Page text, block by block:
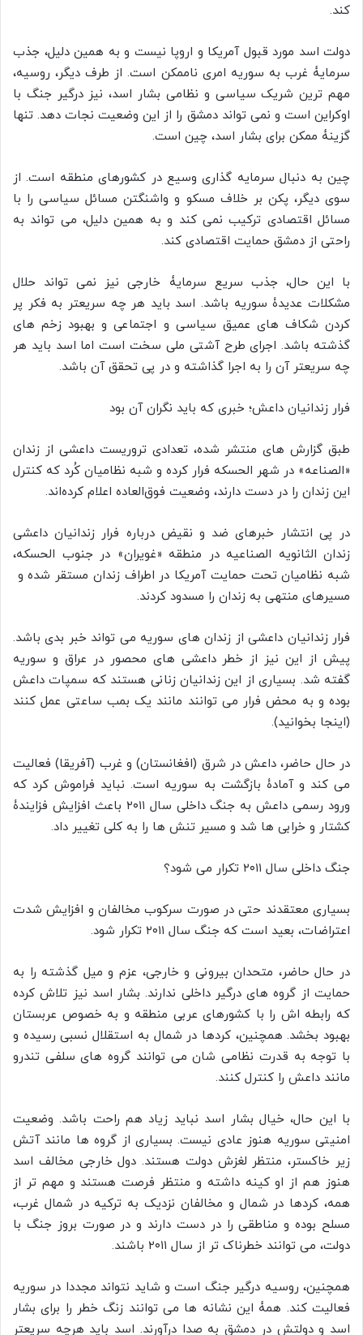
کند.
دولت اسد مورد قبول آمریکا و اروپا نیست و به همین دلیل، جذب
سرمایۀ غرب به سوریه امری ناممکن است. از طرف دیگر، روسیه،
مهم ترین شریک سیاسی و نظامی بشار اسد، نیز درگیر جنگ با
اوکراین است و نمی تواند دمشق را از این وضعیت نجات دهد. تنها
گزینۀ ممکن برای بشار اسد، چین است.
چین به دنبال سرمایه گذاری وسیع در کشورهای منطقه است. از
سوی دیگر، پکن بر خلاف مسکو و واشنگتن مسائل سیاسی را با
مسائل اقتصادی ترکیب نمی کند و به همین دلیل، می تواند به
راحتی از دمشق حمایت اقتصادی کند.
با این حال، جذب سریع سرمایۀ خارجی نیز نمی تواند حلال
مشکلات عدیدۀ سوریه باشد. اسد باید هر چه سریعتر به فکر پر
کردن شکاف های عمیق سیاسی و اجتماعی و بهبود زخم های
گذشته باشد. اجرای طرح آشتی ملی سخت است اما اسد باید هر
چه سریعتر آن را به اجرا گذاشته و در پی تحقق آن باشد.
فرار زندانیان داعش؛ خبری که باید نگران آن بود
طبق گزارش های منتشر شده، تعدادی تروریست داعشی از زندان
«الصناعه» در شهر الحسکه فرار کرده‌‌ و شبه‌ نظامیان کُرد که کنترل
این زندان را در دست دارند، وضعیت فوق‌العاده اعلام کرده‌اند.
در پی انتشار خبرهای ضد و نقیض درباره فرار زندانیان داعشی
زندان الثانویه الصناعیه در منطقه «غویران» در جنوب الحسکه،
شبه نظامیان تحت حمایت آمریکا در اطراف زندان مستقر شده و
مسیرهای منتهی به زندان را مسدود کردند.
فرار زندانیان داعشی از زندان های سوریه می تواند خبر بدی باشد.
پیش از این نیز از خطر داعشی های محصور در عراق و سوریه
گفته شد. بسیاری از این زندانیان زنانی هستند که سمپات داعش
بوده و به محض فرار می توانند مانند یک بمب ساعتی عمل کنند
(اینجا بخوانید).
در حال حاضر، داعش در شرق (افغانستان) و غرب (آفریقا) فعالیت
می کند و آمادۀ بازگشت به سوریه است. نباید فراموش کرد که
ورود رسمی داعش به جنگ داخلی سال ۲۰۱۱ باعث افزایش فزایندۀ
کشتار و خرابی ها شد و مسیر تنش ها را به کلی تغییر داد.
جنگ داخلی سال ۲۰۱۱ تکرار می شود؟
بسیاری معتقدند حتی در صورت سرکوب مخالفان و افزایش شدت
اعتراضات، بعید است که جنگ سال ۲۰۱۱ تکرار شود.
در حال حاضر، متحدان بیرونی و خارجی، عزم و میل گذشته را به
حمایت از گروه های درگیر داخلی ندارند. بشار اسد نیز تلاش کرده
که رابطه اش را با کشورهای عربی منطقه و به خصوص عربستان
بهبود بخشد. همچنین، کردها در شمال به استقلال نسبی رسیده و
با توجه به قدرت نظامی شان می توانند گروه های سلفی تندرو
مانند داعش را کنترل کنند.
با این حال، خیال بشار اسد نباید زیاد هم راحت باشد. وضعیت
امنیتی سوریه هنوز عادی نیست. بسیاری از گروه ها مانند آتش
زیر خاکستر، منتظر لغزش دولت هستند. دول خارجی مخالف اسد
هنوز هم از او کینه داشته و منتظر فرصت هستند و مهم تر از
همه، کردها در شمال و مخالفان نزدیک به ترکیه در شمال غرب،
مسلح بوده و مناطقی را در دست دارند و در صورت بروز جنگ با
دولت، می توانند خطرناک تر از سال ۲۰۱۱ باشند.
همچنین، روسیه درگیر جنگ است و شاید نتواند مجددا در سوریه
فعالیت کند. همۀ این نشانه ها می توانند زنگ خطر را برای بشار
اسد و دولتش در دمشق به صدا درآورند. اسد باید هرچه سریعتر